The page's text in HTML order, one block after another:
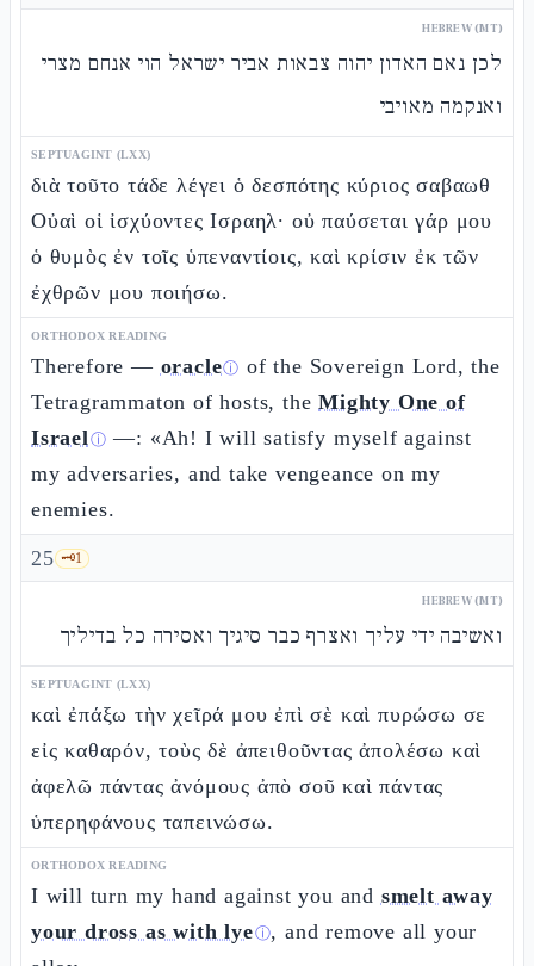
HEBREW (MT)
לכן נאם האדון יהוה צבאות אביר ישראל הוי אנחם מצרי
ואנקמה מאויבי
SEPTUAGINT (LXX)
διὰ τοῦτο τάδε λέγει ὁ δεσπότης κύριος σαβαωθ
Οὐαὶ οἱ ἰσχύοντες Ισραηλ· οὐ παύσεται γάρ μου
ὁ θυμὸς ἐν τοῖς ὑπεναντίοις, καὶ κρίσιν ἐκ τῶν
ἐχθρῶν μου ποιήσω.
ORTHODOX READING
Therefore — oracleⓘ of the Sovereign Lord, the
Tetragrammaton of hosts, theMighty One of
Israelⓘ —: «Ah! I will satisfy myself against
my adversaries, and take vengeance on my
enemies.
25 🗝️1
HEBREW (MT)
ואשיבה ידי עליך ואצרף כבר סיגיך ואסירה כל בדיליך
SEPTUAGINT (LXX)
καὶ ἐπάξω τὴν χεῖρά μου ἐπὶ σὲ καὶ πυρώσω σε
εἰς καθαρόν, τοὺς δὲ ἀπειθοῦντας ἀπολέσω καὶ
ἀφελῶ πάντας ἀνόμους ἀπὸ σοῦ καὶ πάντας
ὑπερηφάνους ταπεινώσω.
ORTHODOX READING
I will turn my hand against you and smelt away
your dross as with lyeⓘ, and remove all your